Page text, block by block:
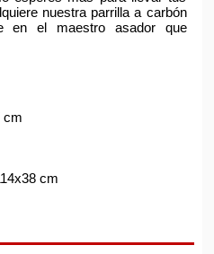
nuestra parrilla a carbón
en el maestro asador que
cm
cm